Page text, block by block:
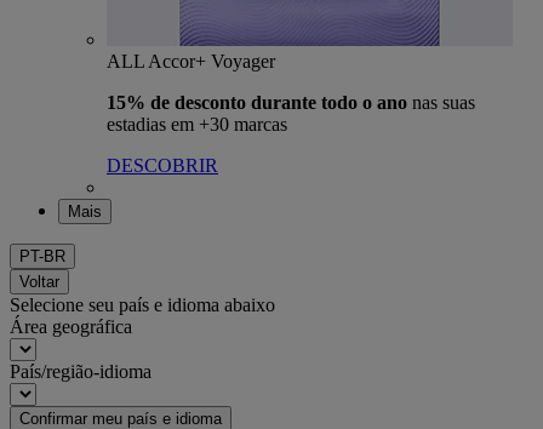
ALL Accor+ Voyager
15% de desconto durante todo o ano nas suas
estadias em +30 marcas
DESCOBRIR
Mais
PT-BR
Voltar
Selecione seu país e idioma abaixo
Área geográfica
País/região-idioma
Confirmar meu país e idioma